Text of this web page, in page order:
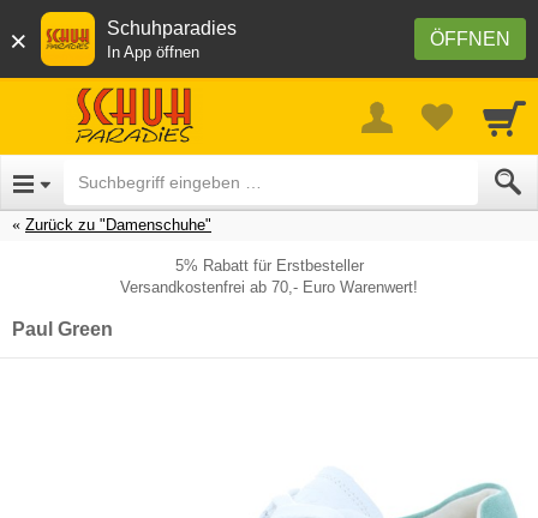
× ÖFFNEN
Schuhparadies
In App öffnen
Zurück zu "Damenschuhe"
5% Rabatt für Erstbesteller
Versandkostenfrei ab 70,- Euro Warenwert!
Paul Green